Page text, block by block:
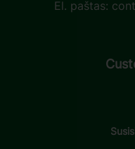
El. paštas: